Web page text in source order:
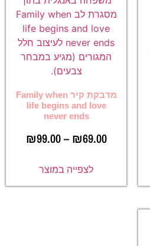
מדבקת קיר Family when
life begins and love
never ends
₪69.00
–
₪99.00
לצפייה במוצר